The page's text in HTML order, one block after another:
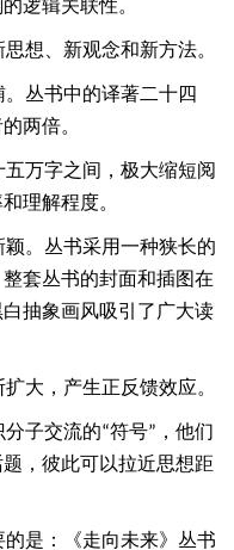
逻辑关联性。
想、新观念和新方法。
丛书中的译著二十四
两倍。
万字之间，极大缩短阅
理解程度。
。丛书采用一种狭长的
套丛书的封面和插图在
抽象画风吸引了广大读
大，产生正反馈效应。
分子交流的“符号” ，他们
，彼此可以拉近思想距
是：《走向未来》丛书